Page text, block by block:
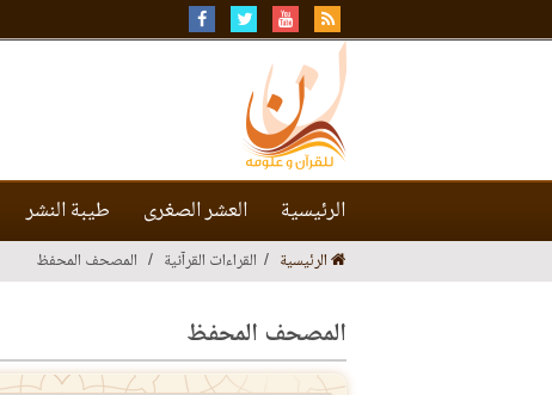
الرئيسية العشر الصغرى طيبة النشر
الرئيسية القراءات القرآنية المصحف المحفظ
المصحف المحفظ